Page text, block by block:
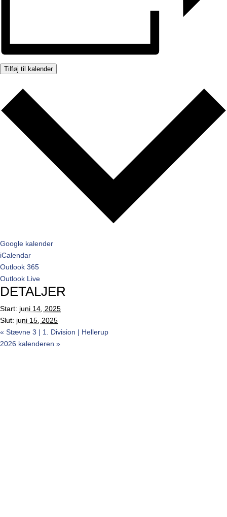
Tilføj til kalender
Google kalender
iCalendar
Outlook 365
Outlook Live
DETALJER
Start: juni 14, 2025
Slut: juni 15, 2025
« Stævne 3 | 1. Division | Hellerup
2026 kalenderen »